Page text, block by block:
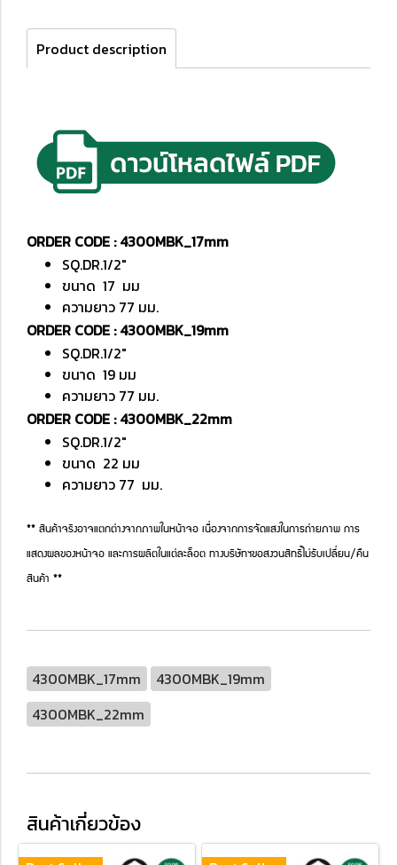
Product description
ORDER CODE : 4300MBK_17mm
SQ.DR.1/2"
ขนาด 17 มม
ความยาว 77 มม.
ORDER CODE : 4300MBK_19mm
SQ.DR.1/2"
ขนาด 19 มม
ความยาว 77 มม.
ORDER CODE : 4300MBK_22mm
SQ.DR.1/2"
ขนาด 22 มม
ความยาว 77 มม.
** สินค้าจริงอาจแตกต่างจากภาพในหน้าจอ เนื่องจากการจัดแสงในการถ่ายภาพ การ
แสดงผลของหน้าจอ และการผลิตในแต่ละล็อต ทางบริษัทฯขอสงวนสิทธิ์ไม่รับเปลี่ยน/คืน
สินค้า **
4300MBK_17mm
4300MBK_19mm
4300MBK_22mm
สินค้าเกี่ยวข้อง